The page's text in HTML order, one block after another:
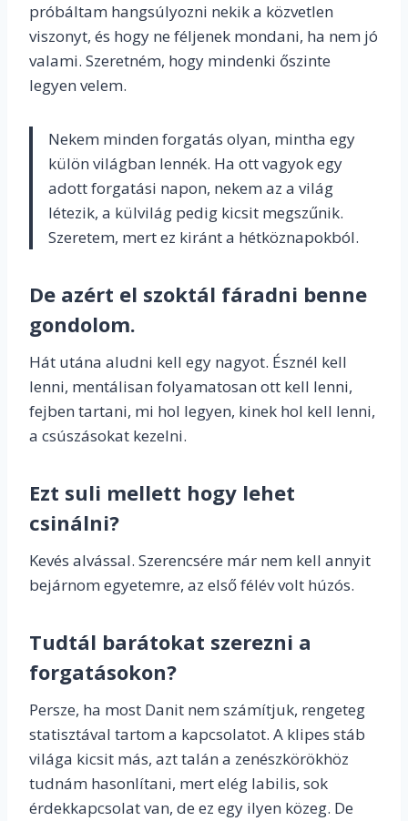
próbáltam hangsúlyozni nekik a közvetlen
viszonyt, és hogy ne féljenek mondani, ha nem jó
valami. Szeretném, hogy mindenki őszinte
legyen velem.
Nekem minden forgatás olyan, mintha egy
külön világban lennék. Ha ott vagyok egy
adott forgatási napon, nekem az a világ
létezik, a külvilág pedig kicsit megszűnik.
Szeretem, mert ez kiránt a hétköznapokból.
De azért el szoktál fáradni benne
gondolom.
Hát utána aludni kell egy nagyot. Észnél kell
lenni, mentálisan folyamatosan ott kell lenni,
fejben tartani, mi hol legyen, kinek hol kell lenni,
a csúszásokat kezelni.
Ezt suli mellett hogy lehet
csinálni?
Kevés alvással. Szerencsére már nem kell annyit
bejárnom egyetemre, az első félév volt húzós.
Tudtál barátokat szerezni a
forgatásokon?
Persze, ha most Danit nem számítjuk, rengeteg
statisztával tartom a kapcsolatot. A klipes stáb
világa kicsit más, azt talán a zenészkörökhöz
tudnám hasonlítani, mert elég labilis, sok
érdekkapcsolat van, de ez egy ilyen közeg. De